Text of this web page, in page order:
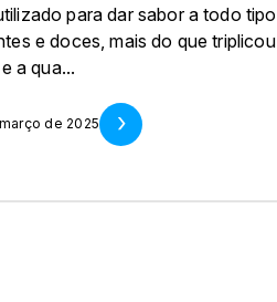
para dar sabor a todo tipo
e doces, mais do que triplicou
a qua...
de 2025